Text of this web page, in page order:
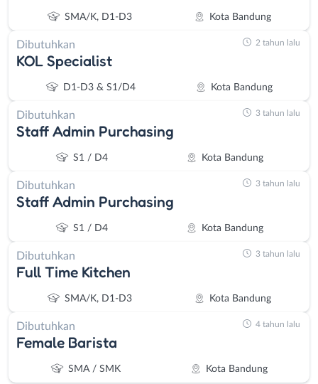
SMA/K, D1-D3 Kota Bandung
Dibutuhkan
KOL Specialist
D1-D3 & S1/D4 Kota Bandung
2 tahun lalu
Dibutuhkan
Staff Admin Purchasing
S1 / D4 Kota Bandung
3 tahun lalu
Dibutuhkan
Staff Admin Purchasing
S1 / D4 Kota Bandung
3 tahun lalu
Dibutuhkan
Full Time Kitchen
SMA/K, D1-D3 Kota Bandung
3 tahun lalu
Dibutuhkan
Female Barista
SMA / SMK Kota Bandung
4 tahun lalu